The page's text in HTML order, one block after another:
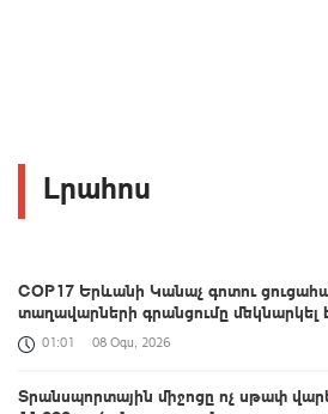
Լրահոս
COP17 Երևանի Կանաչ գոտու
տաղավարների գրանցումը մեկնարկել
01:01 08 Օգս, 2026
Տրանսպորտային միջոցը ոչ սթափ